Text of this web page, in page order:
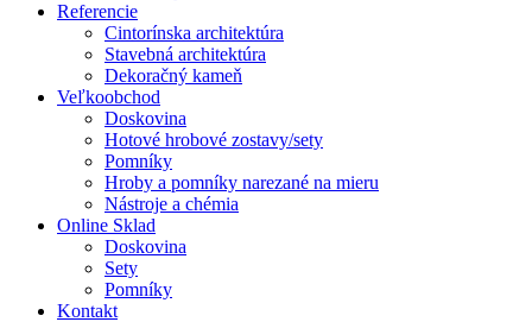
Referencie
Cintorínska architektúra
Stavebná architektúra
Dekoračný kameň
Veľkoobchod
Doskovina
Hotové hrobové zostavy/sety
Pomníky
Hroby a pomníky narezané na mieru
Nástroje a chémia
Online Sklad
Doskovina
Sety
Pomníky
Kontakt